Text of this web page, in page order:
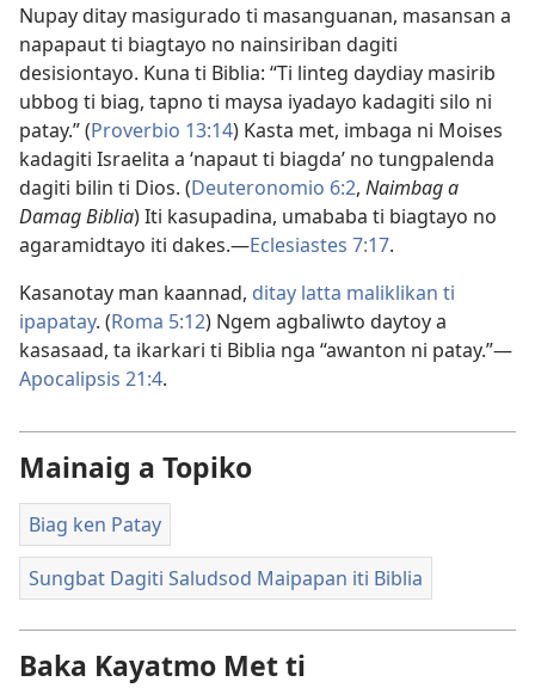
Nupay ditay masigurado ti masanguanan, masansan a
napapaut ti biagtayo no nainsiriban dagiti
desisiontayo. Kuna ti Biblia: “Ti linteg daydiay masirib
ubbog ti biag, tapno ti maysa iyadayo kadagiti silo ni
patay.” (Proverbio 13:14) Kasta met, imbaga ni Moises
kadagiti Israelita a ‘napaut ti biagda’ no tungpalenda
dagiti bilin ti Dios. (Deuteronomio 6:2, Naimbag a
Damag Biblia) Iti kasupadina, umababa ti biagtayo no
agaramidtayo iti dakes.​—Eclesiastes 7:​17.
Kasanotay man kaannad, ditay latta maliklikan ti
ipapatay. (Roma 5:​12) Ngem agbaliwto daytoy a
kasasaad, ta ikarkari ti Biblia nga “awanton ni patay.”​—
Apocalipsis 21:4.
Mainaig a Topiko
Biag ken Patay
Sungbat Dagiti Saludsod Maipapan iti Biblia
Baka Kayatmo Met ti